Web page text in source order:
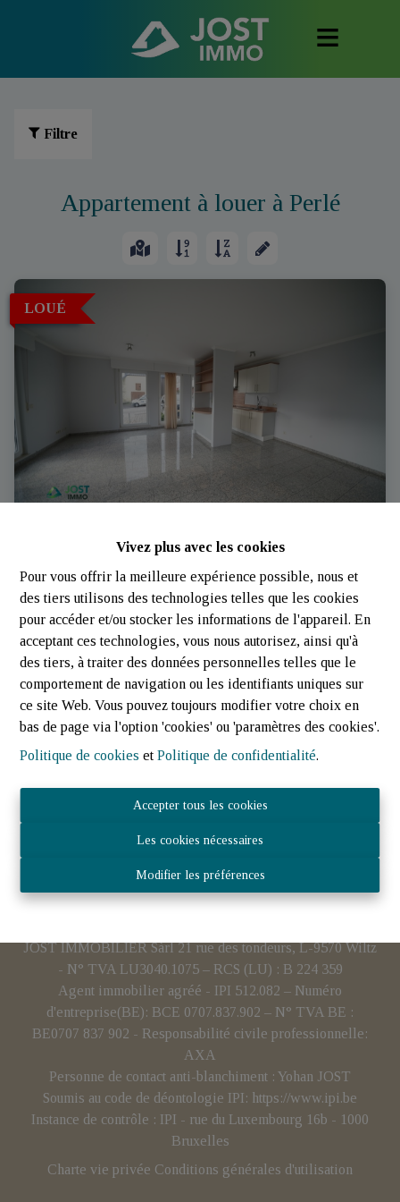
Vivez plus avec les cookies
Pour vous offrir la meilleure expérience possible, nous et
des tiers utilisons des technologies telles que les cookies
pour accéder et/ou stocker les informations de l'appareil. En
acceptant ces technologies, vous nous autorisez, ainsi qu'à
des tiers, à traiter des données personnelles telles que le
comportement de navigation ou les identifiants uniques sur
ce site Web. Vous pouvez toujours modifier votre choix en
bas de page via l'option 'cookies' ou 'paramètres des cookies'.
Politique de cookies etPolitique de confidentialité.
Accepter tous les cookies
Les cookies nécessaires
Modifier les préférences
Filtre
Appartement à louer à Perlé
LOUÉ
Appartement 2 chambres à louer | Perlé | Jost Immo
|
8826 Perlé (Luxembourg) | Ref: 3325
JOST IMMOBILIER Sàrl 21 rue des tondeurs, L-9570 Wiltz
- N° TVA LU3040.1075 – RCS (LU) : B 224 359
Agent immobilier agréé - IPI 512.082 – Numéro
d'entreprise(BE): BCE 0707.837.902 – N° TVA BE :
BE0707 837 902 - Responsabilité civile professionnelle:
AXA
Personne de contact anti-blanchiment : Yohan JOST
Soumis au code de déontologie IPI: https://www.ipi.be
Instance de contrôle : IPI - rue du Luxembourg 16b - 1000
Bruxelles
Charte vie privée Conditions générales d'utilisation